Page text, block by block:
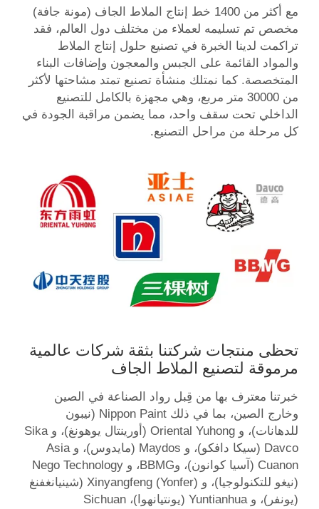
مع أكثر من 1400 خط إنتاج الملاط الجاف (مونة جافة)
مخصص تم تسليمه لعملاء من مختلف دول العالم، فقد
تراكمت لدينا الخبرة في تصنيع حلول إنتاج الملاط
والمواد القائمة على الجبس والمعجون وإضافات البناء
المتخصصة. كما نمتلك منشأة تصنيع تمتد مشاحتها لأكثر
من 30000 متر مربع، وهي مجهزة بالكامل للتصنيع
الداخلي تحت سقف واحد، مما يضمن مراقبة الجودة في
كل مرحلة من مراحل التصنيع.
تحظى منتجات شركتنا بثقة شركات عالمية
مرموقة لتصنيع الملاط الجاف
خبرتنا معترف بها من قِبل رواد الصناعة في الصين
وخارج الصين، بما في ذلك Nippon Paint (نيبون
للدهانات)، و Oriental Yuhong (أورينتال يوهونغ)، و Sika
Davco (سيكا دافكو)، و Maydos (مايدوس)، و Asia
Cuanon (آسيا كوانون)، وBBMG، و Nego Technology
(نيغو للتكنولوجيا)، و Xinyangfeng (Yonfer) (شينيانغفنغ
(يونفر)، و Yuntianhua (يونتيانهوا)، Sichuan